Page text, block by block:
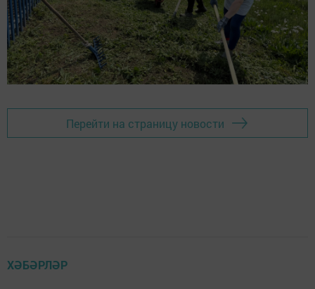
Перейти на страницу новости
ХӘБӘРЛӘР